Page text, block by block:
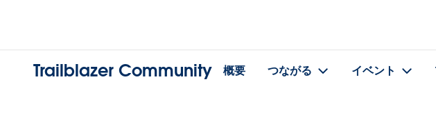
Trailblazer Community 概要 つながる イベント